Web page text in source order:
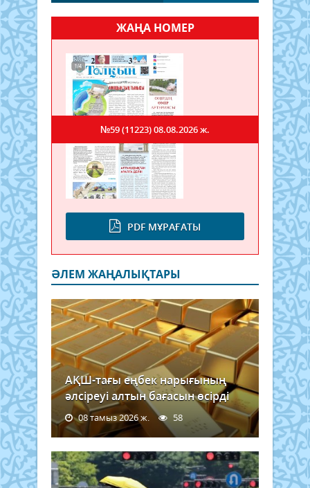
ЖАҢА НОМЕР
PDF МҰРАҒАТЫ
№59 (11223)08.08.2026 ж.
ӘЛЕМ ЖАҢАЛЫҚТАРЫ
АҚШ-тағы еңбек нарығының
әлсіреуі алтын бағасын өсірді
08 тамыз 2026 ж. 58